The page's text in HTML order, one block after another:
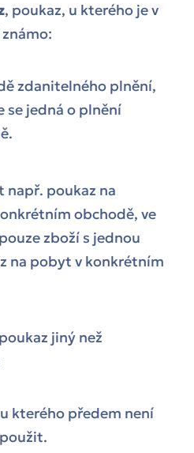
, poukaz, u kterého je v
zdanitelného plnění,
se jedná o plnění
např. poukaz na
obchodě, ve
zboží s jednou
na pobyt v konkrétním
jiný než
kterého předem není